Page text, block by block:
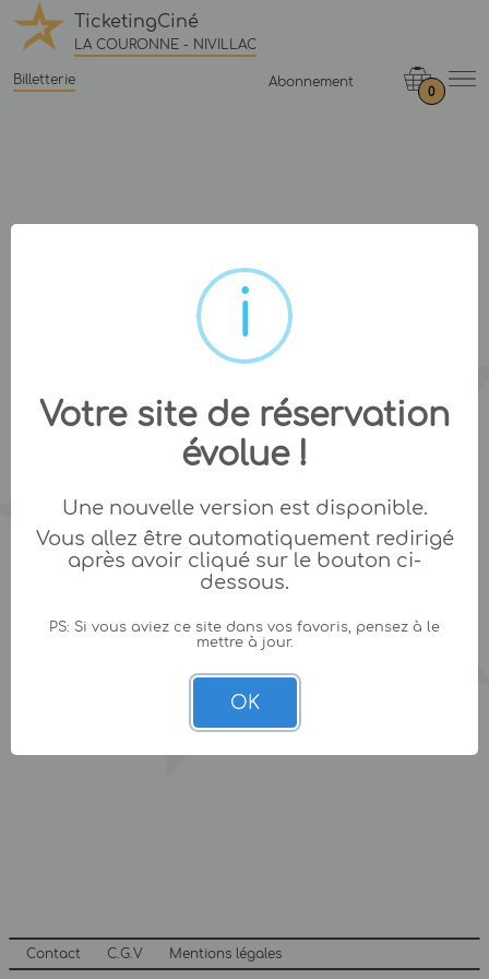
TicketingCiné
LA COURONNE - NIVILLAC
Billetterie Abonnement
0
Contact C.G.V Mentions légales
Votre site de réservation
évolue !
Une nouvelle version est disponible.
Vous allez être automatiquement redirigé
après avoir cliqué sur le bouton ci-
dessous.
PS: Si vous aviez ce site dans vos favoris, pensez à le
mettre à jour.
OK